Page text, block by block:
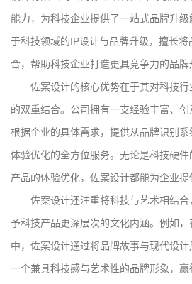
能力，为科技企业提供了一站式品牌升
于科技领域的IP设计与品牌升级，擅长
合，帮助科技企业打造更具竞争力的品牌
佐案设计的核心优势在于其对科技
的双重结合。公司拥有一支经验丰富、
根据企业的具体需求，提供从品牌识别
体验优化的全方位服务。无论是科技硬
产品的体验优化，佐案设计都能为企业提
佐案设计还注重将科技与艺术相结
予科技产品更深层次的文化内涵。例如
中，佐案设计通过将品牌故事与现代设
一个兼具科技感与艺术性的品牌形象，赢